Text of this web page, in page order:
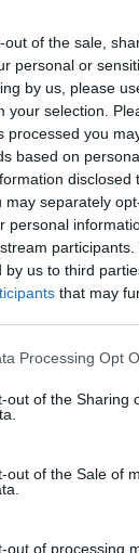
out of the sale,
personal or
by us, please
your selection.
processed you
based on
disclosed
may separately
personal
by us to third
that may
website/app
visit or usage
to Google
below specified
Processing Opt
out of the Sharing
out of the Sale of
out of processing
“Η
βάσης
για μία